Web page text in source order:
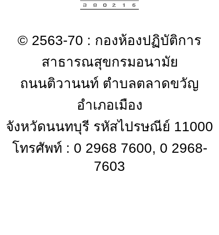
© 2563-70 : กองห้องปฏิบัติการ
สาธารณสุขกรมอนามัย
ถนนติวานนท์ ตำบลตลาดขวัญ
อำเภอเมือง
จังหวัดนนทบุรี รหัสไปรษณีย์ 11000
โทรศัพท์ : 0 2968 7600, 0 2968-
7603